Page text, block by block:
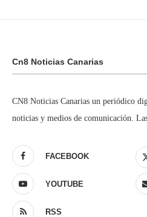
Cn8 Noticias Canarias
CN8 Noticias Canarias un periódico
noticias y medios de comunicación.
FACEBOOK
YOUTUBE
RSS